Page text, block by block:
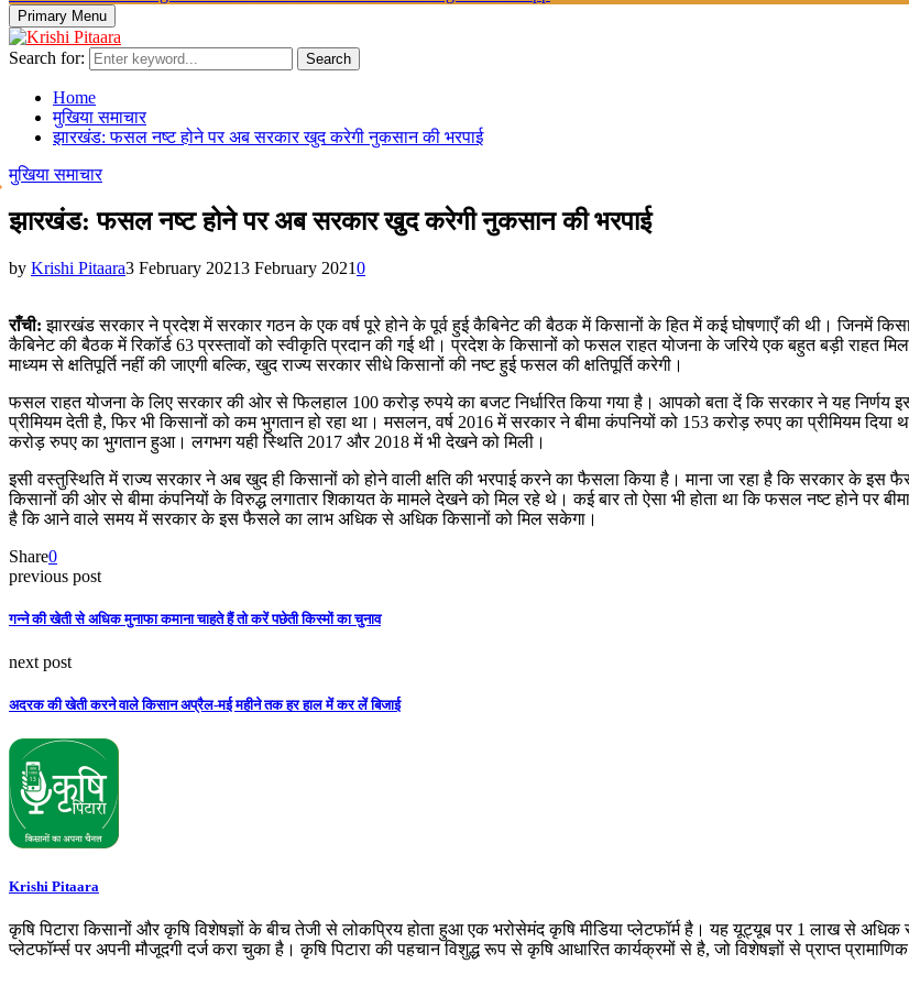
Primary Menu
Search for: Search
Home
मुखिया समाचार
झारखंड: फसल नष्ट होने पर अब सरकार खुद करेगी नुकसान की भरपाई
मुखिया समाचार
झारखंड: फसल नष्ट होने पर अब सरकार खुद करेगी नुकसान की भरपाई
by Krishi Pitaara3 February 20213 February 20210
राँची: झारखंड सरकार ने प्रदेश में सरकार गठन के एक वर्ष पूरे होने के पूर्व हुई कैबिनेट की बैठक में किसानों के हित में कई घोषणाएँ की थी। जिनमें
कैबिनेट की बैठक में रिकॉर्ड 63 प्रस्तावों को स्वीकृति प्रदान की गई थी। प्रदेश के किसानों को फसल राहत योजना के जरिये एक बहुत बड़ी राहत
माध्यम से क्षतिपूर्ति नहीं की जाएगी बल्कि, खुद राज्य सरकार सीधे किसानों की नष्ट हुई फसल की क्षतिपूर्ति करेगी।
फसल राहत योजना के लिए सरकार की ओर से फिलहाल 100 करोड़ रुपये का बजट निर्धारित किया गया है। आपको बता दें कि सरकार ने यह निर्णय
प्रीमियम देती है, फिर भी किसानों को कम भुगतान हो रहा था। मसलन, वर्ष 2016 में सरकार ने बीमा कंपनियों को 153 करोड़ रुपए का प्रीमियम
करोड़ रुपए का भुगतान हुआ। लगभग यही स्थिति 2017 और 2018 में भी देखने को मिली।
इसी वस्तुस्थिति में राज्य सरकार ने अब खुद ही किसानों को होने वाली क्षति की भरपाई करने का फैसला किया है। माना जा रहा है कि सरकार के
किसानों की ओर से बीमा कंपनियों के विरुद्ध लगातार शिकायत के मामले देखने को मिल रहे थे। कई बार तो ऐसा भी होता था कि फसल नष्ट होने पर
है कि आने वाले समय में सरकार के इस फैसले का लाभ अधिक से अधिक किसानों को मिल सकेगा।
Share0
previous post
गन्ने की खेती से अधिक मुनाफा कमाना चाहते हैं तो करें पछेती किस्मों का चुनाव
next post
अदरक की खेती करने वाले किसान अप्रैल-मई महीने तक हर हाल में कर लें बिजाई
Krishi Pitaara
कृषि पिटारा किसानों और कृषि विशेषज्ञों के बीच तेजी से लोकप्रिय होता हुआ एक भरोसेमंद कृषि मीडिया प्लेटफॉर्म है। यह यूट्यूब पर 1 लाख से
प्लेटफॉर्म्स पर अपनी मौजूदगी दर्ज करा चुका है। कृषि पिटारा की पहचान विशुद्ध रूप से कृषि आधारित कार्यक्रमों से है, जो विशेषज्ञों से प्राप्त